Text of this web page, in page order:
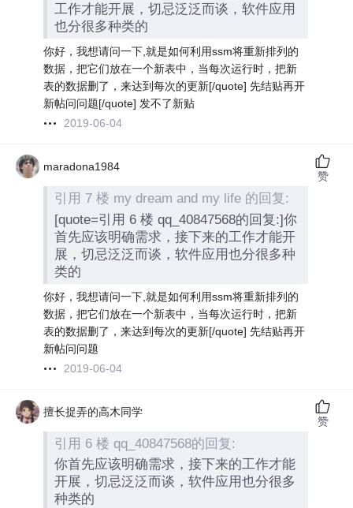
工作才能开展，切忌泛泛而谈，软件应用
也分很多种类的
你好，我想请问一下,就是如何利用ssm将重新排列的
数据，把它们放在一个新表中，当每次运行时，把新
表的数据删了，来达到每次的更新[/quote] 先结贴再开
新帖问问题[/quote] 发不了新贴
2019-06-04
maradona1984
引用 7 楼 my dream and my life 的回复:
[quote=引用 6 楼 qq_40847568的回复:]你
首先应该明确需求，接下来的工作才能开
展，切忌泛泛而谈，软件应用也分很多种
类的
你好，我想请问一下,就是如何利用ssm将重新排列的
数据，把它们放在一个新表中，当每次运行时，把新
表的数据删了，来达到每次的更新[/quote] 先结贴再开
新帖问问题
2019-06-04
赞
擅长捉弄的高木同学
引用 6 楼 qq_40847568的回复:
你首先应该明确需求，接下来的工作才能
开展，切忌泛泛而谈，软件应用也分很多
种类的
赞